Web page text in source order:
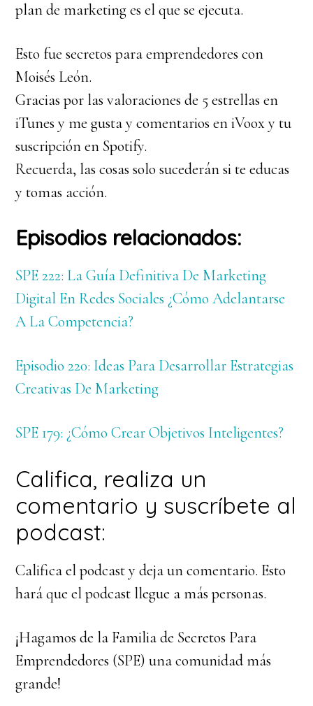
plan de marketing es el que se ejecuta.
Esto fue secretos para emprendedores con
Moisés León.
Gracias por las valoraciones de 5 estrellas en
iTunes y me gusta y comentarios en iVoox y tu
suscripción en Spotify.
Recuerda, las cosas solo sucederán si te educas
y tomas acción.
Episodios relacionados:
SPE 222: La Guía Definitiva De Marketing
Digital En Redes Sociales ¿Cómo Adelantarse
A La Competencia?
Episodio 220: Ideas Para Desarrollar Estrategias
Creativas De Marketing
SPE 179: ¿Cómo Crear Objetivos Inteligentes?
Califica, realiza un
comentario y suscríbete al
podcast:
Califica el podcast y deja un comentario. Esto
hará que el podcast llegue a más personas.
¡Hagamos de la Familia de Secretos Para
Emprendedores (SPE) una comunidad más
grande!